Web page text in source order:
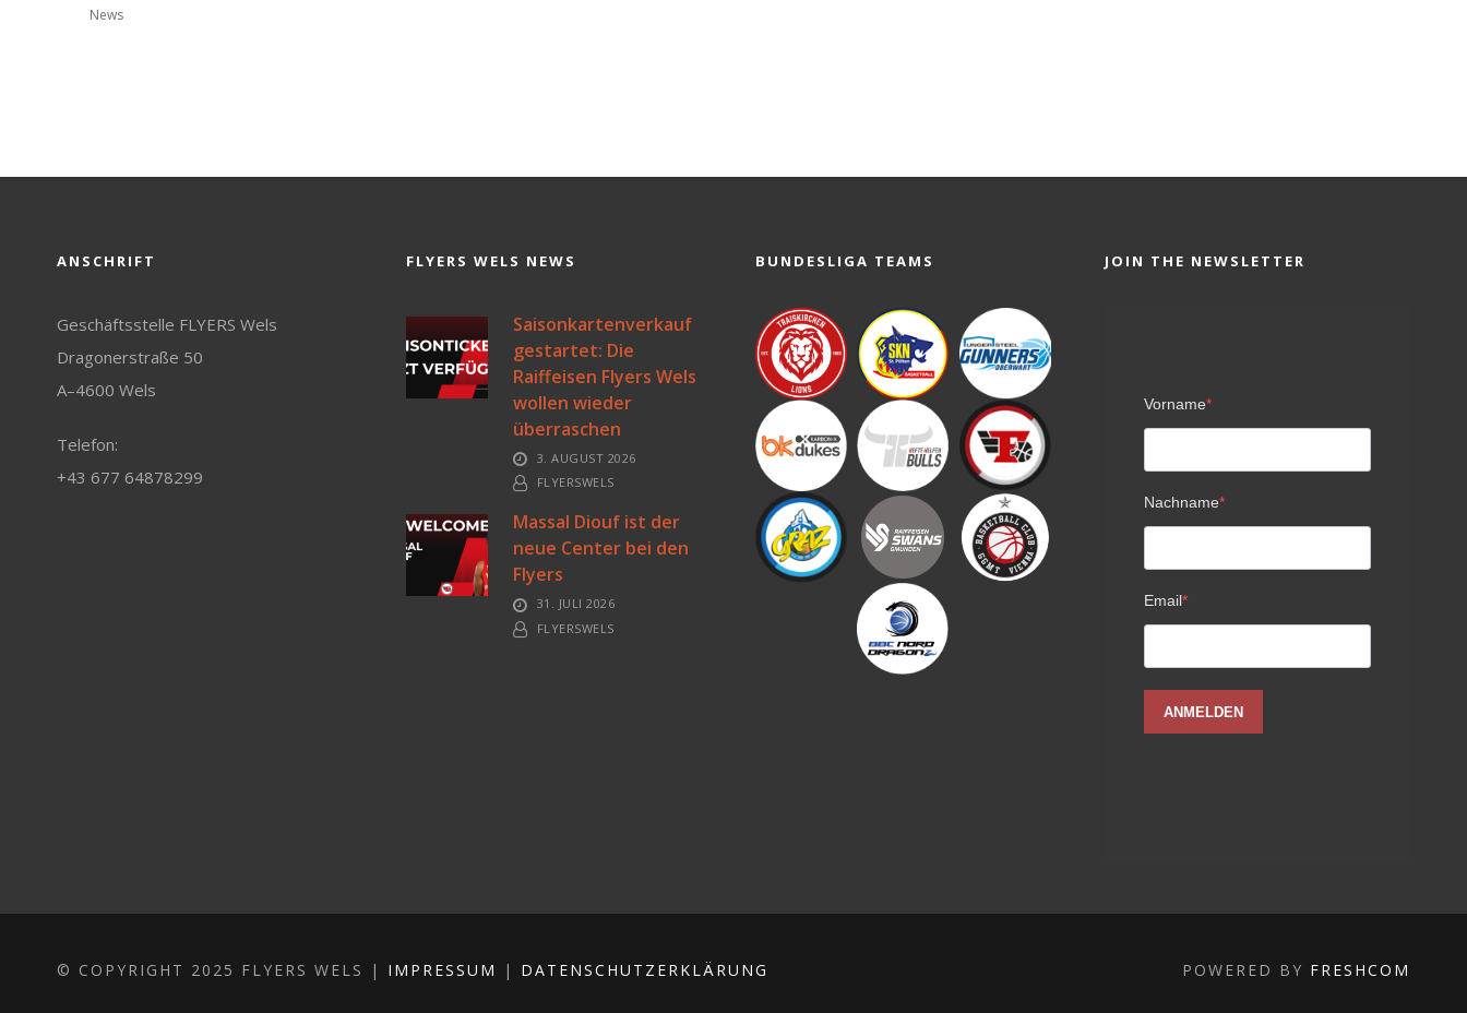
News
ANSCHRIFT
Geschäftsstelle FLYERS Wels
Dragonerstraße 50
A–4600 Wels
Telefon:
+43 677 64878299
FLYERS WELS NEWS
Saisonkartenverkauf
gestartet: Die
Raiffeisen Flyers Wels
wollen wieder
überraschen
3. AUGUST 2026
FLYERSWELS
Massal Diouf ist der
neue Center bei den
Flyers
31. JULI 2026
FLYERSWELS
BUNDESLIGA TEAMS JOIN THE NEWSLETTER
© COPYRIGHT 2025 FLYERS WELS | IMPRESSUM | DATENSCHUTZERKLÄRUNG POWERED BY FRESHCOM